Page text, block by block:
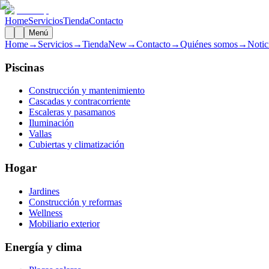
HomeServiciosTiendaContacto
Menú
Home→ Servicios→TiendaNew→Contacto→Quiénes somos→
Piscinas
Construcción y mantenimiento
Cascadas y contracorriente
Escaleras y pasamanos
Iluminación
Vallas
Cubiertas y climatización
Hogar
Jardines
Construcción y reformas
Wellness
Mobiliario exterior
Energía y clima